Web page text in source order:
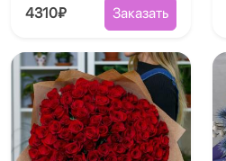
4310₽ Заказать